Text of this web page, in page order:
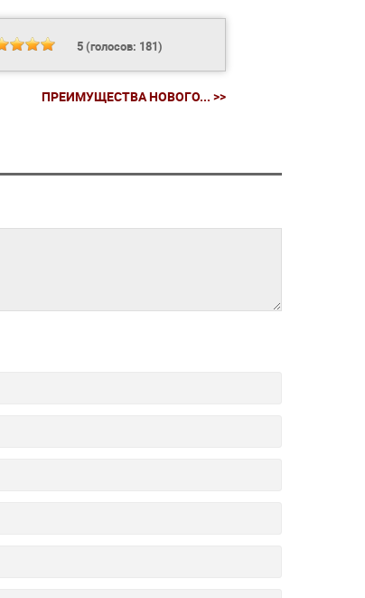
5(голосов: 181)
ПРЕИМУЩЕСТВА НОВОГО... >>